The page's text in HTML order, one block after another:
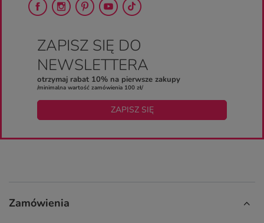
ZAPISZ SIĘ DO
NEWSLETTERA
otrzymaj rabat 10% na pierwsze zakupy
/minimalna wartość zamówienia 100 zł/
ZAPISZ SIĘ
Zamówienia